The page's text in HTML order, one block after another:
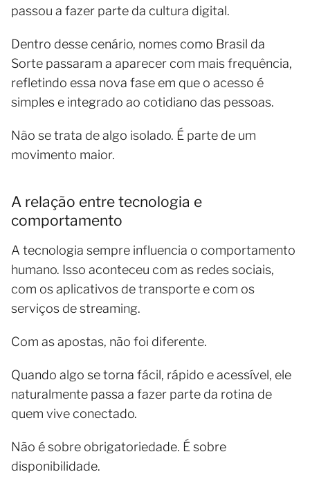
passou a fazer parte da cultura digital.
Dentro desse cenário, nomes como Brasil da
Sorte passaram a aparecer com mais frequência,
refletindo essa nova fase em que o acesso é
simples e integrado ao cotidiano das pessoas.
Não se trata de algo isolado. É parte de um
movimento maior.
A relação entre tecnologia e
comportamento
A tecnologia sempre influencia o comportamento
humano. Isso aconteceu com as redes sociais,
com os aplicativos de transporte e com os
serviços de streaming.
Com as apostas, não foi diferente.
Quando algo se torna fácil, rápido e acessível, ele
naturalmente passa a fazer parte da rotina de
quem vive conectado.
Não é sobre obrigatoriedade. É sobre
disponibilidade.